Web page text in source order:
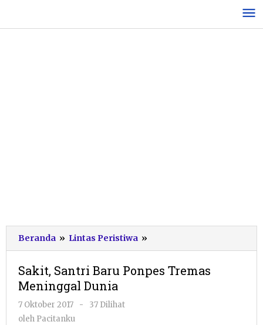
konten
Beranda » Lintas Peristiwa »
Santri
Ponpes
Sakit, Santri Baru Ponpes Tremas
Meninggal Dunia
7 Oktober 2017
oleh
-
37 Dilihat
oleh Pacitanku